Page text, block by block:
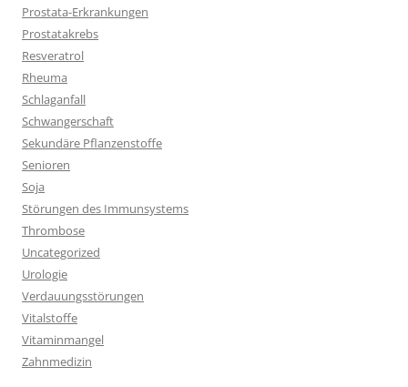
Prostata-Erkrankungen
Prostatakrebs
Resveratrol
Rheuma
Schlaganfall
Schwangerschaft
Sekundäre Pflanzenstoffe
Senioren
Soja
Störungen des Immunsystems
Thrombose
Uncategorized
Urologie
Verdauungsstörungen
Vitalstoffe
Vitaminmangel
Zahnmedizin